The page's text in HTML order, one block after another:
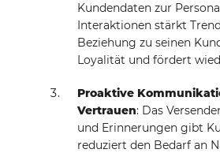
Kundendaten zur
Interaktionen stärkt
Beziehung zu seinen
Loyalität und fördert
Proaktive
Vertrauen: Das
und Erinnerungen gibt
reduziert den Bedarf an